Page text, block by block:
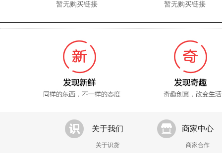
暂无购买链接 暂无购买链接
关于我们
关于识货
商家中心
商家合作